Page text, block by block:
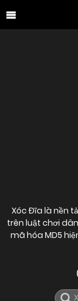
Xóc Đĩa là nền
trên luật chơi
mã hóa MD5